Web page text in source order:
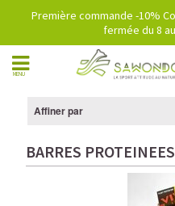
Première commande -10%
fermée du 8
MENU
Affiner par
BARRES PROTEINEES